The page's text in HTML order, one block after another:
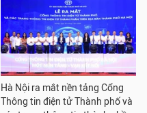
Hà Nội ra mắt nền tảng Cổng
Thông tin điện tử Thành phố và